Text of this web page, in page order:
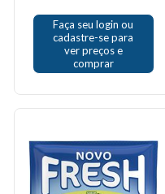
Faça seu login ou
cadastre-se para
ver preços e
comprar